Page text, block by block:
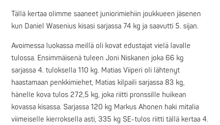
Tällä kertaa olimme saaneet juniorimiehiin joukkueen jäsenen
kun Daniel Wasenius kisasi sarjassa 74 kg ja saavutti 5. sijan.
Avoimessa luokassa meillä oli kovat edustajat vielä lavalle
tulossa. Ensimmäisenä tuleen Joni Niskanen joka 66 kg
sarjassa 4. tuloksella 110 kg. Matias Viiperi oli lähtenyt
haastamaan penkkimiehet, Matias kilpaili sarjassa 83 kg,
hänelle kova tulos 272,5 kg, joka riitti pronssille huikean
kovassa kisassa. Sarjassa 120 kg Markus Ahonen haki mitalia
viimeiselle kierroksella asti, 335 kg SE-tulos riitti tällä kertaa 4.